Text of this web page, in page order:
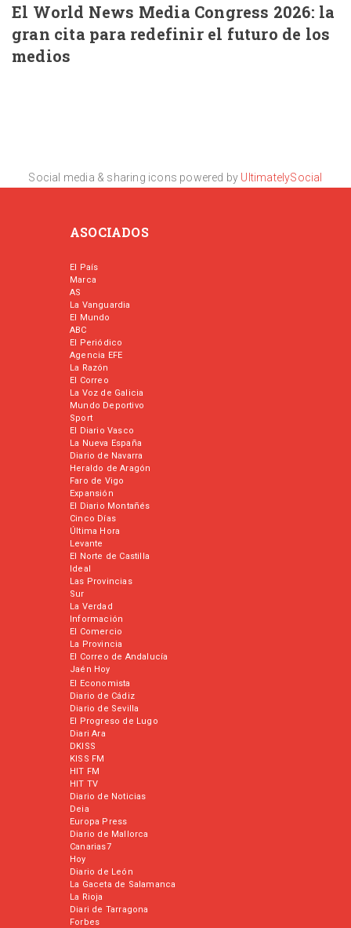
El World News Media Congress 2026: la
gran cita para redefinir el futuro de los
medios
Social media & sharing icons powered by UltimatelySocial
ASOCIADOS
El País
Marca
AS
La Vanguardia
El Mundo
ABC
El Periódico
Agencia EFE
La Razón
El Correo
La Voz de Galicia
Mundo Deportivo
Sport
El Diario Vasco
La Nueva España
Diario de Navarra
Heraldo de Aragón
Faro de Vigo
Expansión
El Diario Montañés
Cinco Días
Última Hora
Levante
El Norte de Castilla
Ideal
Las Provincias
Sur
La Verdad
Información
El Comercio
La Provincia
El Correo de Andalucía
Jaén Hoy
El Economista
Diario de Cádiz
Diario de Sevilla
El Progreso de Lugo
Diari Ara
DKISS
KISS FM
HIT FM
HIT TV
Diario de Noticias
Deia
Europa Press
Diario de Mallorca
Canarias7
Hoy
Diario de León
La Gaceta de Salamanca
La Rioja
Diari de Tarragona
Forbes